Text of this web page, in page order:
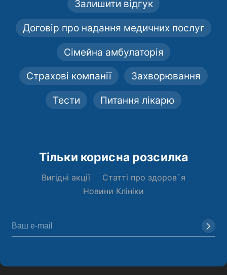
Залишити відгук
Договір про надання медичних послуг
Сімейна амбулаторія
Страхові компанії Захворювання
Тести Питання лікарю
Тільки корисна розсилка
Вигідні акції
Статті про здоров`я
Новини Клініки